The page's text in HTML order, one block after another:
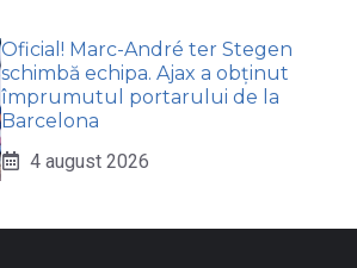
Oficial! Marc-André ter Stegen
schimbă echipa. Ajax a obținut
împrumutul portarului de la
Barcelona
4 august 2026